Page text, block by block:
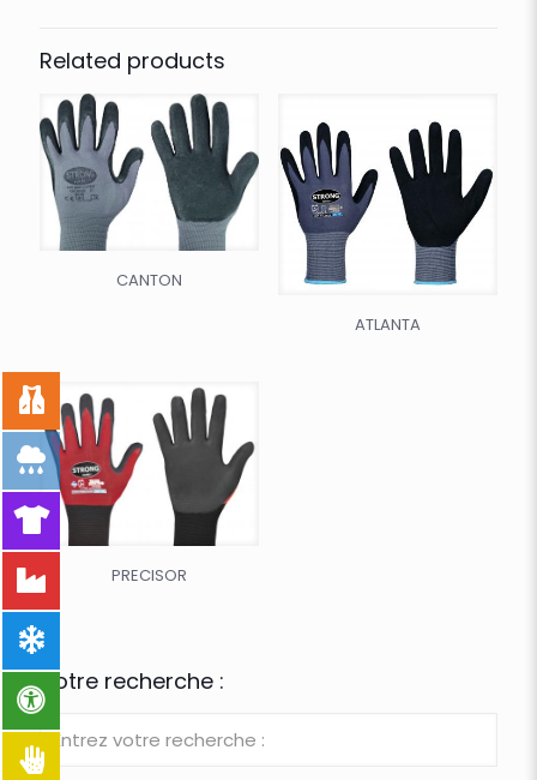
Related products
CANTON
ATLANTA
PRECISOR
Votre recherche :